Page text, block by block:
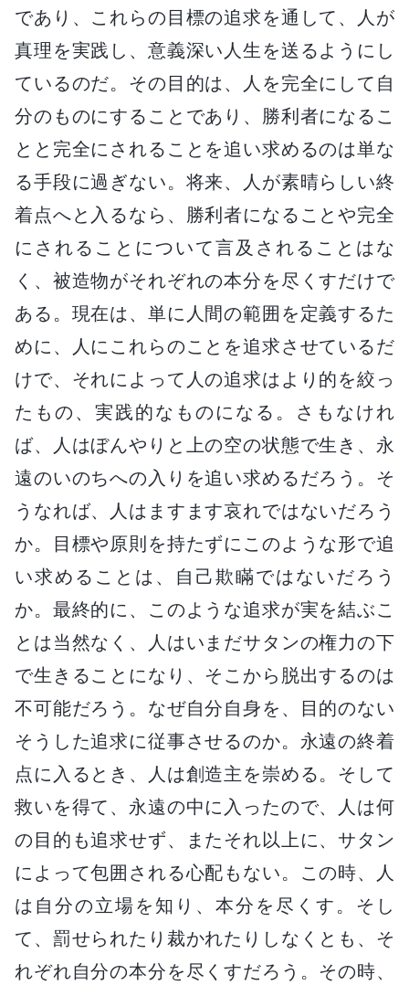
であり、これらの目標の追求を通して、人が
真理を実践し、意義深い人生を送るようにし
ているのだ。その目的は、人を完全にして自
分のものにすることであり、勝利者になるこ
とと完全にされることを追い求めるのは単な
る手段に過ぎない。将来、人が素晴らしい終
着点へと入るなら、勝利者になることや完全
にされることについて言及されることはな
く、被造物がそれぞれの本分を尽くすだけで
ある。現在は、単に人間の範囲を定義するた
めに、人にこれらのことを追求させているだ
けで、それによって人の追求はより的を絞っ
たもの、実践的なものになる。さもなけれ
ば、人はぼんやりと上の空の状態で生き、永
遠のいのちへの入りを追い求めるだろう。そ
うなれば、人はますます哀れではないだろう
か。目標や原則を持たずにこのような形で追
い求めることは、自己欺瞞ではないだろう
か。最終的に、このような追求が実を結ぶこ
とは当然なく、人はいまだサタンの権力の下
で生きることになり、そこから脱出するのは
不可能だろう。なぜ自分自身を、目的のない
そうした追求に従事させるのか。永遠の終着
点に入るとき、人は創造主を崇める。そして
救いを得て、永遠の中に入ったので、人は何
の目的も追求せず、またそれ以上に、サタン
によって包囲される心配もない。この時、人
は自分の立場を知り、本分を尽くす。そし
て、罰せられたり裁かれたりしなくとも、そ
れぞれ自分の本分を尽くすだろう。その時、